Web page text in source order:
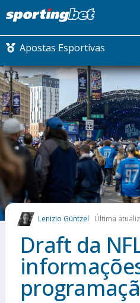
Apostas Esportivas
CONMEBOL
FUTEBOL NACIONAL
FUTEBOL
COMO APOSTAR
MAIS ESPORTES
Lenizio Güntzel Última
Draft da